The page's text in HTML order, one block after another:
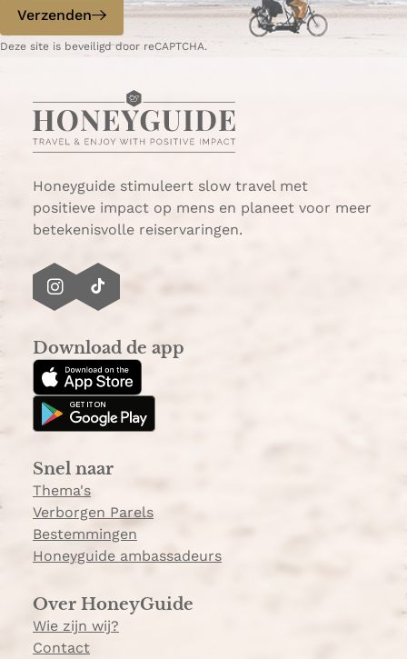
p
W
h
t
s
A
p
p
e
-
a
l
Verzenden
Deze site is beveiligd door reCAPTCHA.
Honeyguide stimuleert slow travel met
positieve impact op mens en planeet voor meer
betekenisvolle reiservaringen.
I
t
a
g
r
m
T
T
o
k
Download de app
Snel naar
Thema's
Verborgen Parels
Bestemmingen
Honeyguide ambassadeurs
Over HoneyGuide
Wie zijn wij?
Contact